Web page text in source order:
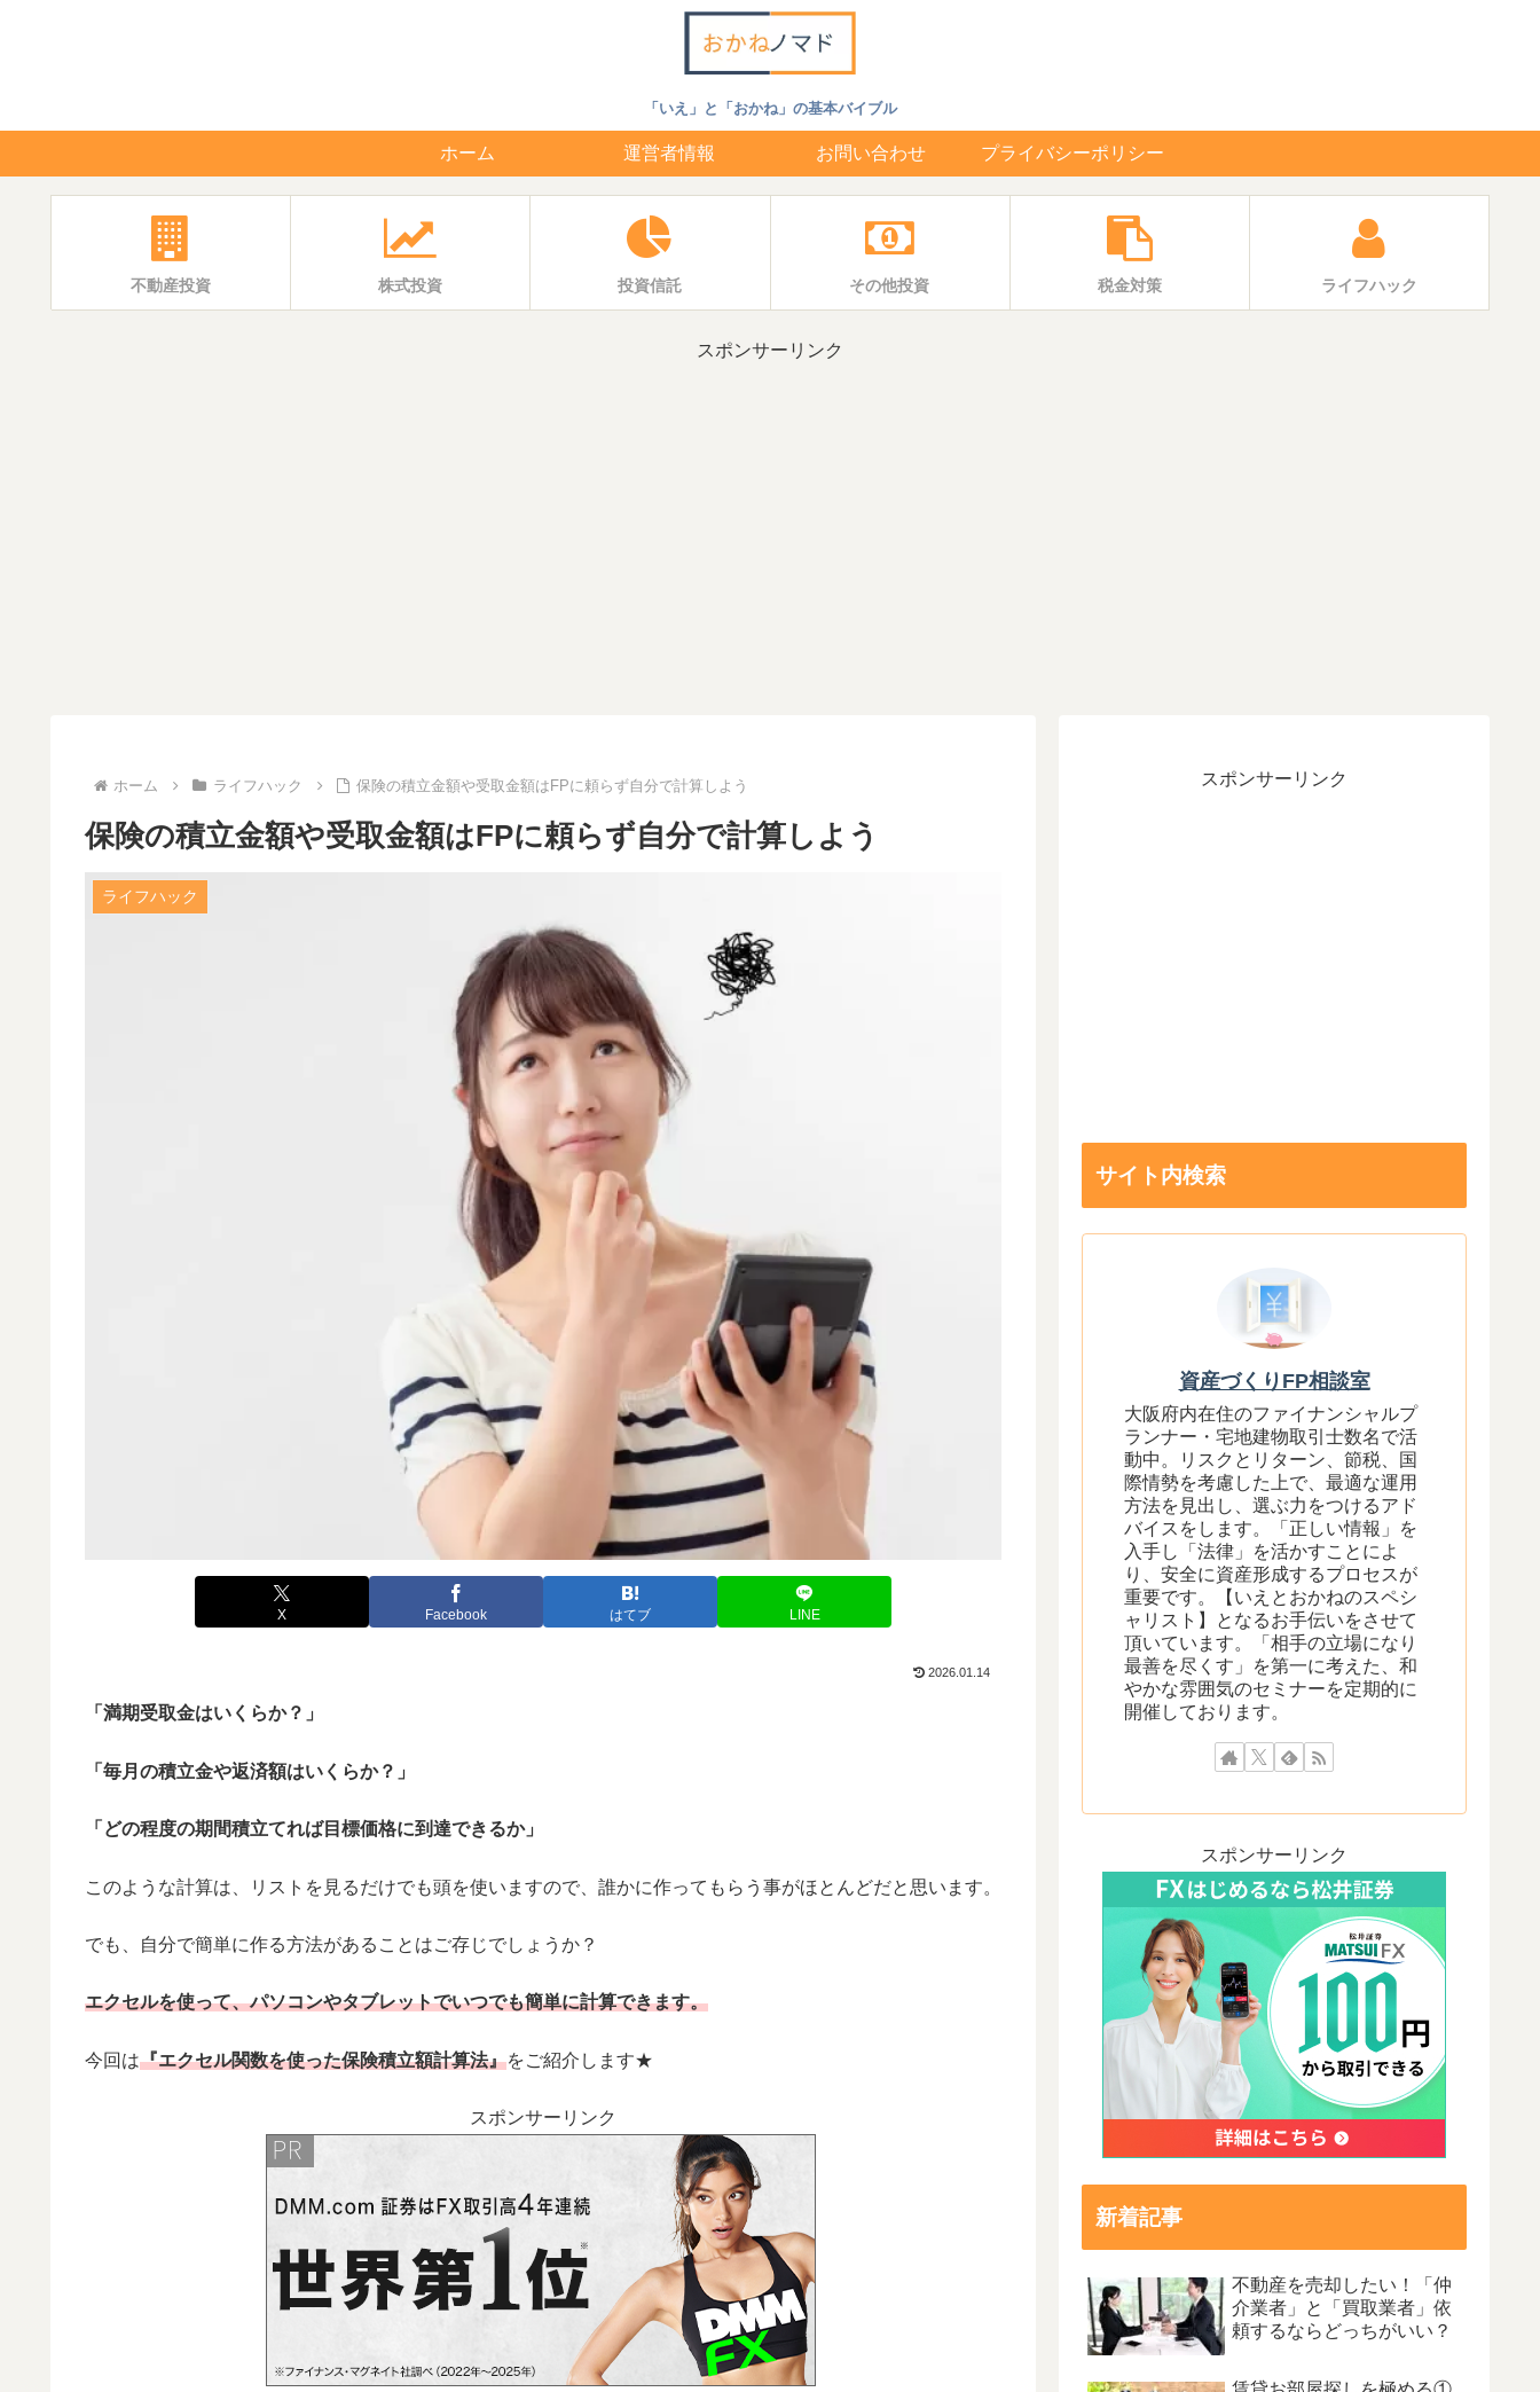
「いえ」と「おかね」の基本バイブル
ホーム 運営者情報 お問い合わせ プライバシーポリシー
不動産投資 株式投資 投資信託 その他投資 税金対策 ライフハック
スポンサーリンク
ホーム ライフハック 保険の積立金額や受取金額はFPに頼らず自分で計算しよう
保険の積立金額や受取金額はFPに頼らず自分で計算しよう
ライフハック
X Facebook はてブ LINE
2026.01.14
「満期受取金はいくらか？」
「毎月の積立金や返済額はいくらか？」
「どの程度の期間積立てれば目標価格に到達できるか」
このような計算は、リストを見るだけでも頭を使いますので、誰かに作ってもらう事がほとんどだと思います。
でも、自分で簡単に作る方法があることはご存じでしょうか？
エクセルを使って、パソコンやタブレットでいつでも簡単に計算できます。
今回は『エクセル関数を使った保険積立額計算法』をご紹介します★
スポンサーリンク
スポンサーリンク
サイト内検索
資産づくりFP相談室
大阪府内在住のファイナンシャルプ
ランナー・宅地建物取引士数名で活
動中。リスクとリターン、節税、国
際情勢を考慮した上で、最適な運用
方法を見出し、選ぶ力をつけるアド
バイスをします。「正しい情報」を
入手し「法律」を活かすことによ
り、安全に資産形成するプロセスが
重要です。【いえとおかねのスペシ
ャリスト】となるお手伝いをさせて
頂いています。「相手の立場になり
最善を尽くす」を第一に考えた、和
やかな雰囲気のセミナーを定期的に
開催しております。
スポンサーリンク
新着記事
不動産を売却したい！「仲
介業者」と「買取業者」依
頼するならどっちがいい？